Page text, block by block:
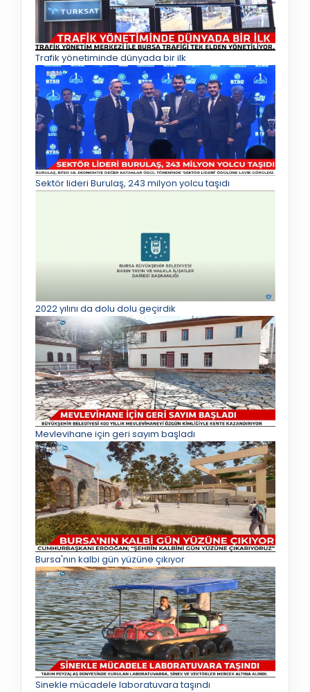
Trafik yönetiminde dünyada bir ilk
Sektör lideri Burulaş, 243 milyon yolcu taşıdı
2022 yılını da dolu dolu geçirdik
Mevlevihane için geri sayım başladı
Bursa'nın kalbi gün yüzüne çıkıyor
Sinekle mücadele laboratuvara taşındı